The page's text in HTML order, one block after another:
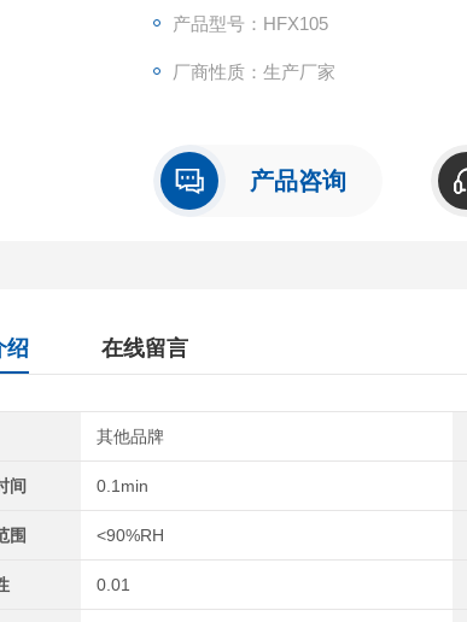
产品型号：HFX105
厂商性质：生产厂家
产品咨询
绍 在线留言
其他品牌
间 0.1min
围 <90%RH
0.01